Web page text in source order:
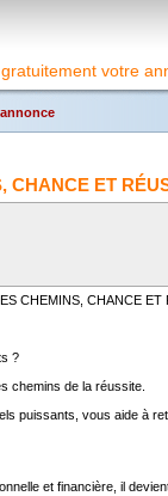
votre
CHANCE ET
CHEMINS, CHANCE ET
?
chemins de la réussite.
puissants, vous aide à
et financière, il